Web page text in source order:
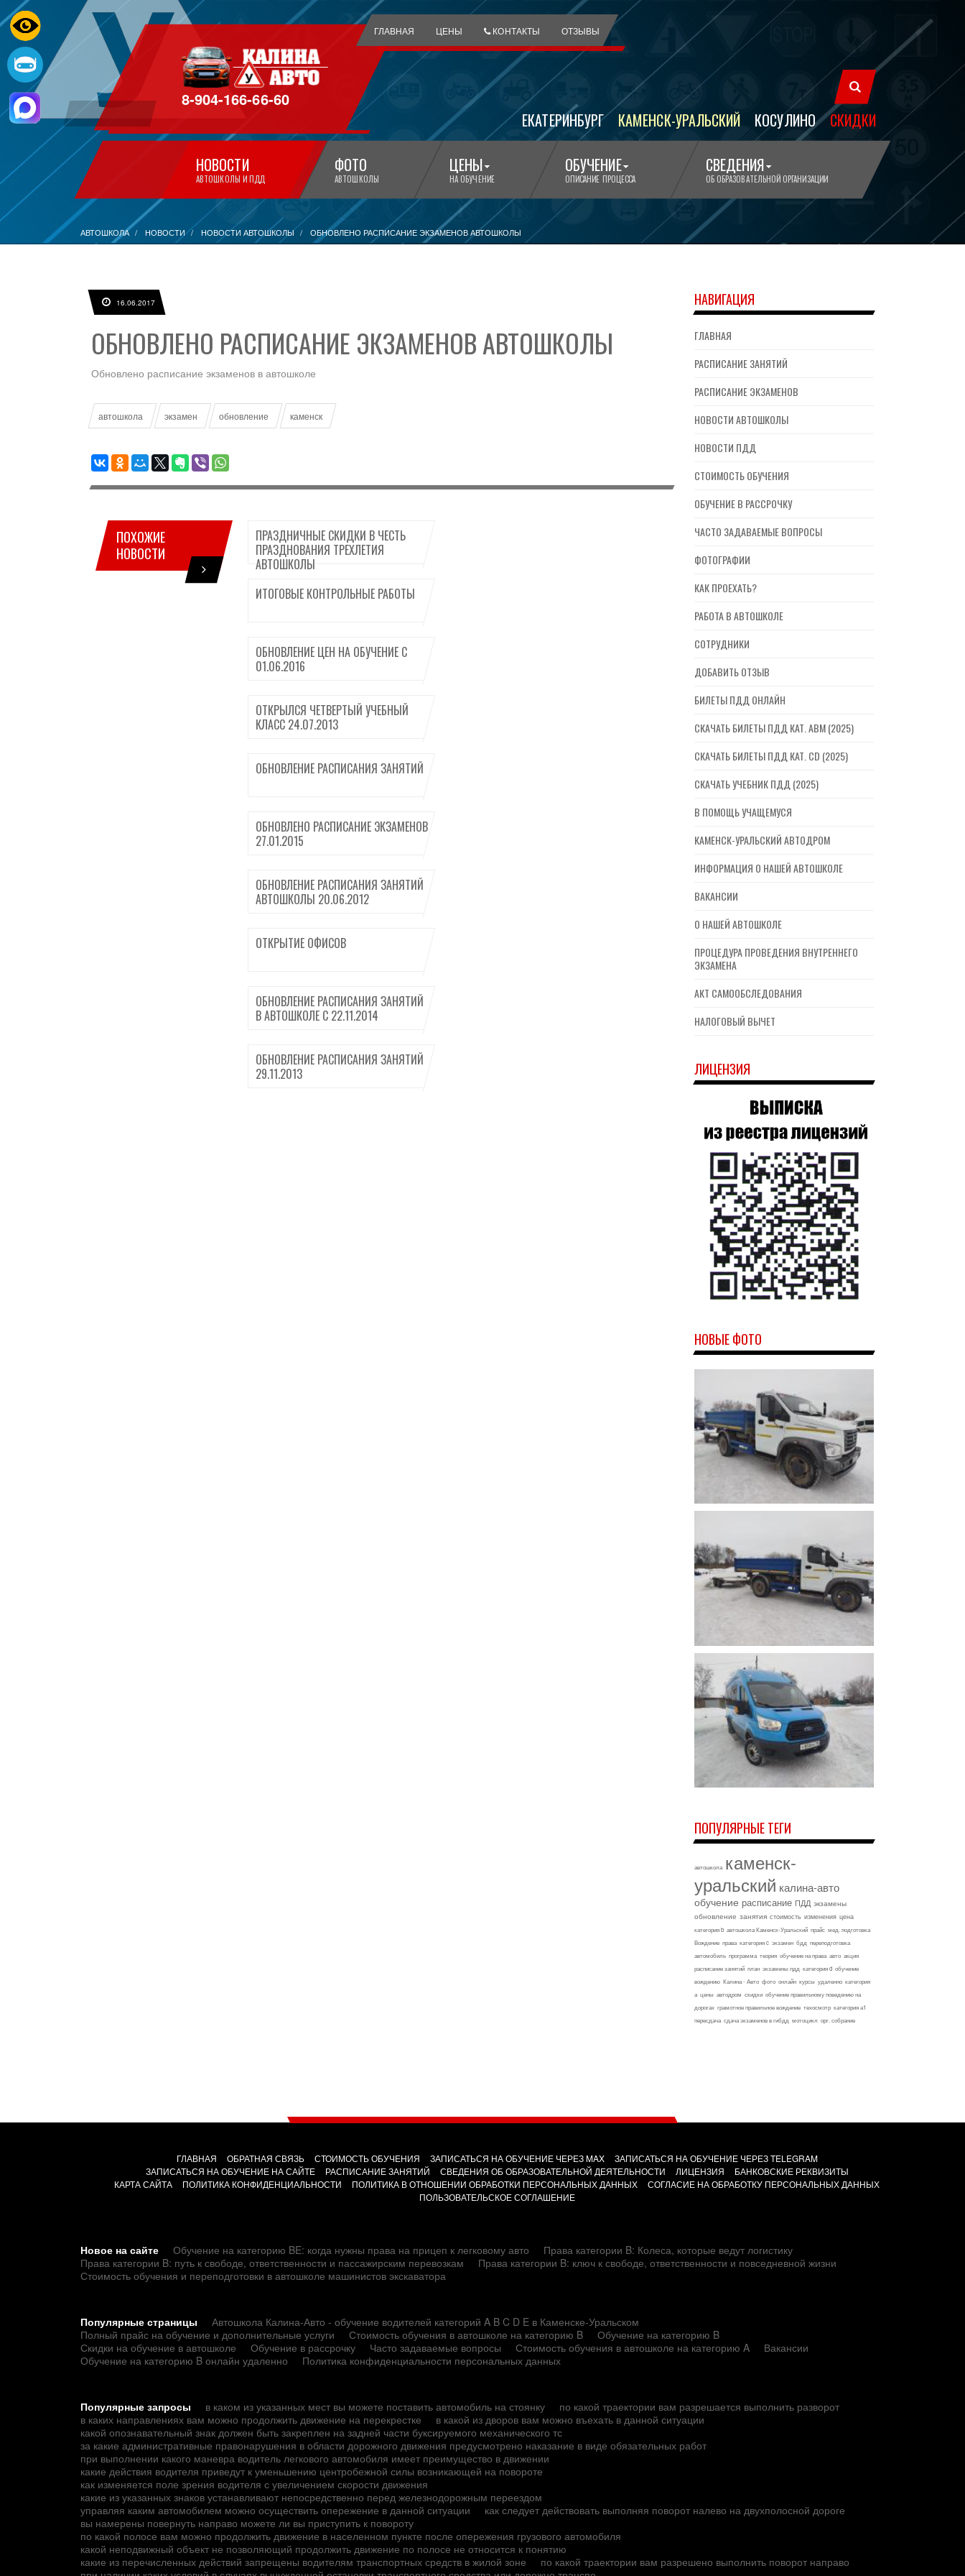
ГЛАВНАЯ ЦЕНЫ КОНТАКТЫ ОТЗЫВЫ
8-904-166-66-60
НОВОСТИ
АВТОШКОЛЫ И ПДД
ФОТО
АВТОШКОЛЫ
ЦЕНЫ
НА ОБУЧЕНИЕ
ОБУЧЕНИЕ
ОПИСАНИЕ ПРОЦЕССА
СВЕДЕНИЯ
ОБ ОБРАЗОВАТЕЛЬНОЙ ОРГАНИЗАЦИИ
ЕКАТЕРИНБУРГ КАМЕНСК-УРАЛЬСКИЙ КОСУЛИНО СКИДКИ
АВТОШКОЛА НОВОСТИ НОВОСТИ АВТОШКОЛЫ ОБНОВЛЕНО РАСПИСАНИЕ ЭКЗАМЕНОВ АВТОШКОЛЫ
16.06.2017
ОБНОВЛЕНО РАСПИСАНИЕ ЭКЗАМЕНОВ АВТОШКОЛЫ
Обновлено расписание экзаменов в автошколе
автошкола экзамен обновление каменск
ПОХОЖИЕ
НОВОСТИ
ПРАЗДНИЧНЫЕ СКИДКИ В ЧЕСТЬ
ПРАЗДНОВАНИЯ ТРЕХЛЕТИЯ
АВТОШКОЛЫ
ИТОГОВЫЕ КОНТРОЛЬНЫЕ РАБОТЫ
ОБНОВЛЕНИЕ ЦЕН НА ОБУЧЕНИЕ С
01.06.2016
ОТКРЫЛСЯ ЧЕТВЕРТЫЙ УЧЕБНЫЙ
КЛАСС 24.07.2013
ОБНОВЛЕНИЕ РАСПИСАНИЯ ЗАНЯТИЙ
ОБНОВЛЕНО РАСПИСАНИЕ ЭКЗАМЕНОВ
27.01.2015
ОБНОВЛЕНИЕ РАСПИСАНИЯ ЗАНЯТИЙ
АВТОШКОЛЫ 20.06.2012
ОТКРЫТИЕ ОФИСОВ
ОБНОВЛЕНИЕ РАСПИСАНИЯ ЗАНЯТИЙ
В АВТОШКОЛЕ С 22.11.2014
ОБНОВЛЕНИЕ РАСПИСАНИЯ ЗАНЯТИЙ
29.11.2013
НАВИГАЦИЯ
ГЛАВНАЯ
РАСПИСАНИЕ ЗАНЯТИЙ
РАСПИСАНИЕ ЭКЗАМЕНОВ
НОВОСТИ АВТОШКОЛЫ
НОВОСТИ ПДД
СТОИМОСТЬ ОБУЧЕНИЯ
ОБУЧЕНИЕ В РАССРОЧКУ
ЧАСТО ЗАДАВАЕМЫЕ ВОПРОСЫ
ФОТОГРАФИИ
КАК ПРОЕХАТЬ?
РАБОТА В АВТОШКОЛЕ
СОТРУДНИКИ
ДОБАВИТЬ ОТЗЫВ
БИЛЕТЫ ПДД ОНЛАЙН
СКАЧАТЬ БИЛЕТЫ ПДД КАТ. ABM (2025)
СКАЧАТЬ БИЛЕТЫ ПДД КАТ. CD (2025)
СКАЧАТЬ УЧЕБНИК ПДД (2025)
В ПОМОЩЬ УЧАЩЕМУСЯ
КАМЕНСК-УРАЛЬСКИЙ АВТОДРОМ
ИНФОРМАЦИЯ О НАШЕЙ АВТОШКОЛЕ
ВАКАНСИИ
О НАШЕЙ АВТОШКОЛЕ
ПРОЦЕДУРА ПРОВЕДЕНИЯ ВНУТРЕННЕГО
ЭКЗАМЕНА
АКТ САМООБСЛЕДОВАНИЯ
НАЛОГОВЫЙ ВЫЧЕТ
ЛИЦЕНЗИЯ
НОВЫЕ ФОТО
ПОПУЛЯРНЫЕ ТЕГИ
автошкола каменск-
уральский калина-авто
обучение расписание ПДД экзамены
обновление занятия стоимость изменения цена
категория b автошкола Каменск-Уральский прайс мед. подготовка
Вождение права категория c экзамен бдд переподготовка
автомобиль программа теория обучение на права авто акция
расписание занятий план экзамены пдд категория d обучение
вождению Калина - Авто фото онлайн курсы удаленно категория
а цены автодром скидки обучение правильному поведению на
дорогах грамотное правильное вождение техосмотр категория а1
пересдача сдача экзаменов в гибдд мотоцикл орг. собрание
ГЛАВНАЯ ОБРАТНАЯ СВЯЗЬ СТОИМОСТЬ ОБУЧЕНИЯ ЗАПИСАТЬСЯ НА ОБУЧЕНИЕ ЧЕРЕЗ MAX
ЗАПИСАТЬСЯ НА ОБУЧЕНИЕ ЧЕРЕЗ TELEGRAM
ЗАПИСАТЬСЯ НА ОБУЧЕНИЕ НА САЙТЕ
РАСПИСАНИЕ ЗАНЯТИЙ СВЕДЕНИЯ ОБ ОБРАЗОВАТЕЛЬНОЙ ДЕЯТЕЛЬНОСТИ ЛИЦЕНЗИЯ
БАНКОВСКИЕ РЕКВИЗИТЫ
КАРТА САЙТА
ПОЛИТИКА КОНФИДЕНЦИАЛЬНОСТИ ПОЛИТИКА В ОТНОШЕНИИ ОБРАБОТКИ ПЕРСОНАЛЬНЫХ ДАННЫХ
СОГЛАСИЕ НА ОБРАБОТКУ ПЕРСОНАЛЬНЫХ ДАННЫХ
ПОЛЬЗОВАТЕЛЬСКОЕ СОГЛАШЕНИЕ
Новое на сайте Обучение на категорию BE: когда нужны права на прицеп к легковому авто
Права категории B: Колеса, которые ведут логистику
Права категории B: путь к свободе, ответственности и пассажирским перевозкам
Права категории B: ключ к свободе, ответственности и повседневной жизни
Стоимость обучения и переподготовки в автошколе машинистов экскаватора
Популярные страницы
Автошкола Калина-Авто - обучение водителей категорий A B C D E в Каменске-Уральском
Полный прайс на обучение и дополнительные услуги
Стоимость обучения в автошколе на категорию B
Обучение на категорию B
Скидки на обучение в автошколе
Обучение в рассрочку Часто задаваемые вопросы Стоимость обучения в автошколе на категорию A
Вакансии
Обучение на категорию B онлайн удаленно
Политика конфиденциальности персональных данных
Популярные запросы в каком из указанных мест вы можете поставить автомобиль на стоянку
по какой траектории вам разрешается выполнить разворот
в каких направлениях вам можно продолжить движение на перекрестке
в какой из дворов вам можно въехать в данной ситуации
какой опознавательный знак должен быть закреплен на задней части буксируемого механического тс
за какие административные правонарушения в области дорожного движения предусмотрено наказание в виде обязательных работ
при выполнении какого маневра водитель легкового автомобиля имеет преимущество в движении
какие действия водителя приведут к уменьшению центробежной силы возникающей на повороте
как изменяется поле зрения водителя с увеличением скорости движения
какие из указанных знаков устанавливают непосредственно перед железнодорожным переездом
управляя каким автомобилем можно осуществить опережение в данной ситуации
как следует действовать выполняя поворот налево на двухполосной дороге
вы намерены повернуть направо можете ли вы приступить к повороту
по какой полосе вам можно продолжить движение в населенном пункте после опережения грузового автомобиля
какой неподвижный объект не позволяющий продолжить движение по полосе не относится к понятию
какие из перечисленных действий запрещены водителям транспортных средств в жилой зоне
по какой траектории вам разрешено выполнить поворот направо